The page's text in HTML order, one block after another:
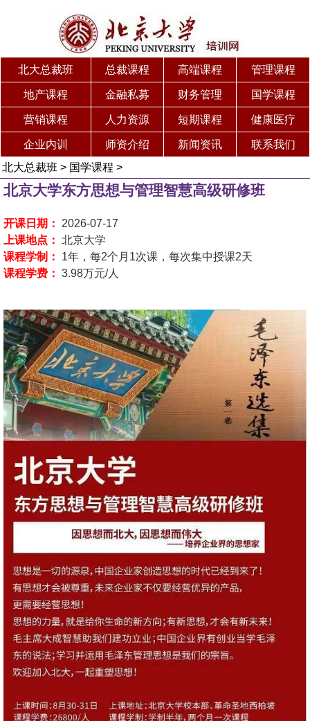
北大总裁班 总裁课程 高端课程 管理课程
地产课程 金融私募 财务管理 国学课程
营销课程 人力资源 短期课程 健康医疗
企业内训 师资介绍 新闻资讯
联系我们
北大总裁班 > 国学课程 >
北京大学东方思想与管理智慧高级研修班
开课日期： 2026-07-17
上课地点： 北京大学
课程学制： 1年，每2个月1次课，每次集中授课2天
课程学费： 3.98万元/人